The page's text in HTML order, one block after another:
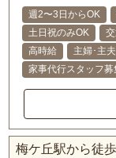
週2〜3日からOK
土日祝のみOK
高時給
主婦･主
家事代行スタッフ募
梅ケ丘駅から徒